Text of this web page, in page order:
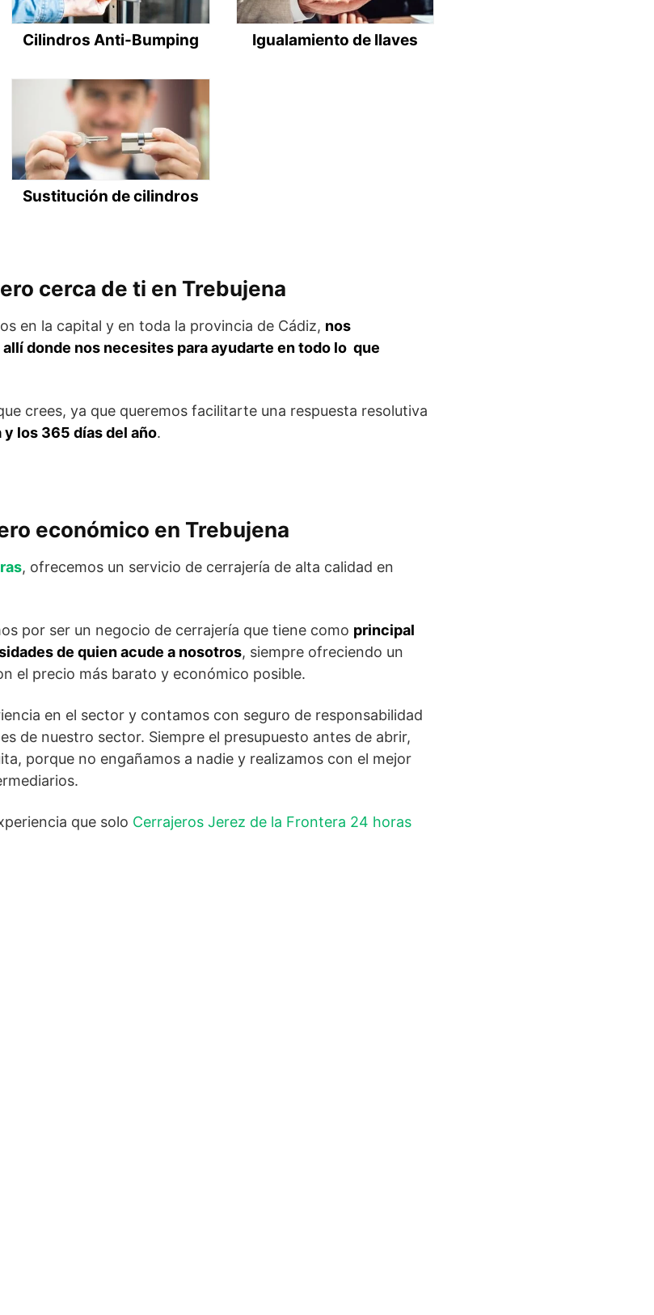
Cilindros Anti-Bumping Igualamiento de llaves
Sustitución de cilindros
cerca de ti en Trebujena
en la capital y en toda la provincia de Cádiz, nos
donde nos necesites para ayudarte en todo lo que
crees, ya que queremos facilitarte una respuesta resolutiva
y los 365 días del año.
económico en Trebujena
, ofrecemos un servicio de cerrajería de alta calidad en
por ser un negocio de cerrajería que tiene como principal
de quien acude a nosotros, siempre ofreciendo un
el precio más barato y económico posible.
en el sector y contamos con seguro de responsabilidad
de nuestro sector. Siempre el presupuesto antes de abrir,
porque no engañamos a nadie y realizamos con el mejor
que solo Cerrajeros Jerez de la Frontera 24 horas